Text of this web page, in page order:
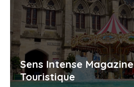
Sens Intense Magazine
Touristique